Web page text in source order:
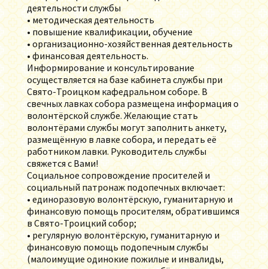
деятельности службы
• методическая деятельность
• повышение квалификации, обучение
• организационно-хозяйственная деятельность
• финансовая деятельность.
Информирование и консультирование
осуществляется на базе кабинета службы при
Свято-Троицком кафедральном соборе. В
свечных лавках собора размещена информация о
волонтёрской службе. Желающие стать
волонтёрами службы могут заполнить анкету,
размещённую в лавке собора, и передать её
работником лавки. Руководитель службы
свяжется с Вами!
Социальное сопровождение просителей и
социальный патронаж подопечных включает:
• единоразовую волонтёрскую, гуманитарную и
финансовую помощь просителям, обратившимся
в Свято-Троицкий собор;
• регулярную волонтёрскую, гуманитарную и
финансовую помощь подопечным службы
(малоимущие одинокие пожилые и инвалиды,